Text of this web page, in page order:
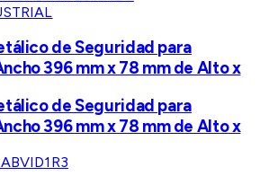
de Seguridad para
396 mm x 78 mm de Alto x
de Seguridad para
396 mm x 78 mm de Alto x